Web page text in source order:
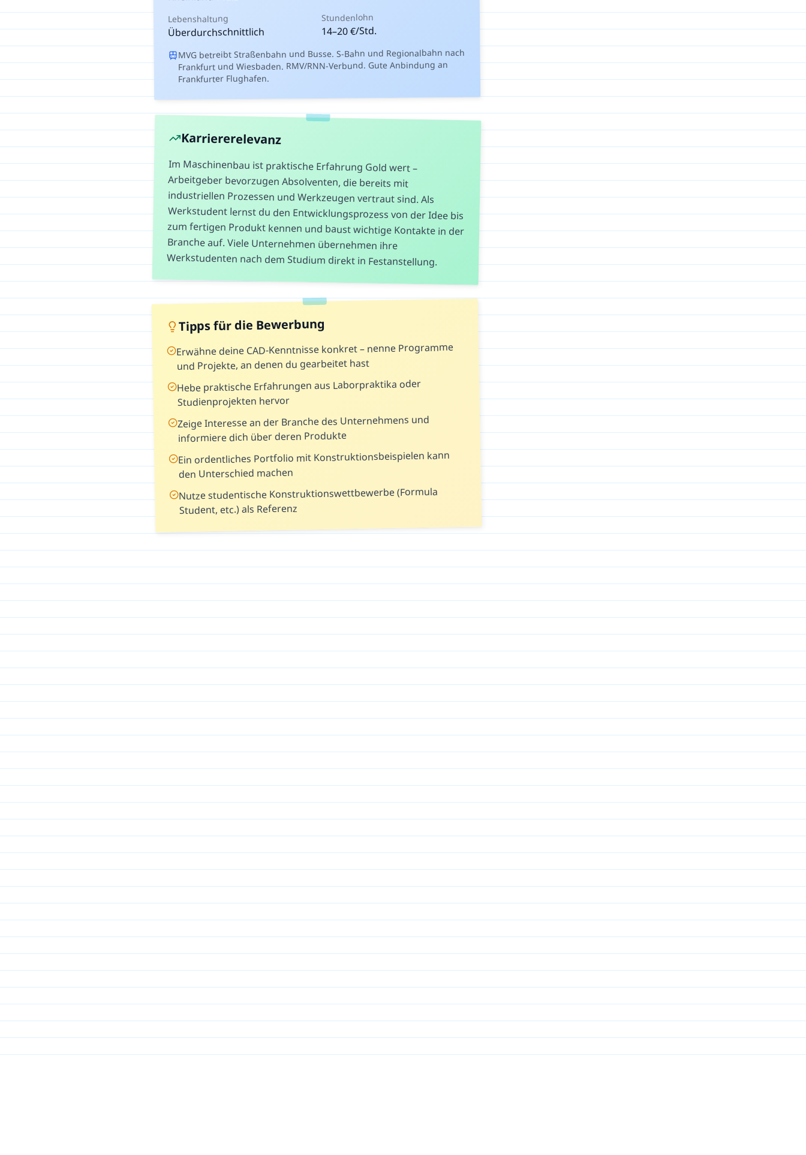
Lebenshaltung
Überdurchschnittlich
Stundenlohn
14–20€/Std.
MVG betreibt Straßenbahn und Busse. S-Bahn und Regionalbahn nach
Frankfurt und Wiesbaden. RMV/RNN-Verbund. Gute Anbindung an
Frankfurter Flughafen.
Karriererelevanz
Im Maschinenbau ist praktische Erfahrung Gold wert –
Arbeitgeber bevorzugen Absolventen, die bereits mit
industriellen Prozessen und Werkzeugen vertraut sind. Als
Werkstudent lernst du den Entwicklungsprozess von der Idee bis
zum fertigen Produkt kennen und baust wichtige Kontakte in der
Branche auf. Viele Unternehmen übernehmen ihre
Werkstudenten nach dem Studium direkt in Festanstellung.
Tipps für die Bewerbung
Erwähne deine CAD-Kenntnisse konkret – nenne Programme
und Projekte, an denen du gearbeitet hast
Hebe praktische Erfahrungen aus Laborpraktika oder
Studienprojekten hervor
Zeige Interesse an der Branche des Unternehmens und
informiere dich über deren Produkte
Ein ordentliches Portfolio mit Konstruktionsbeispielen kann
den Unterschied machen
Nutze studentische Konstruktionswettbewerbe (Formula
Student, etc.) als Referenz